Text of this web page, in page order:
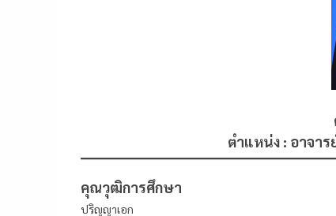
ตำแหน่ง : อาจา
คุณวุฒิการศึกษา
ปริญญาเอก